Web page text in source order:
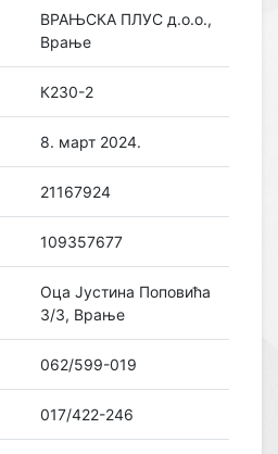
ВРАЊСКА ПЛУС д.о.о.,
Врање
К230-2
8. март 2024.
21167924
109357677
Оца Јустина Поповића
3/3, Врање
062/599-019
017/422-246